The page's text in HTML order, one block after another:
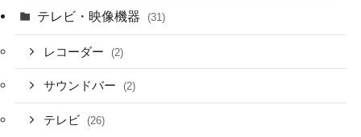
テレビ・映像機器 (31)
レコーダー (2)
サウンドバー (2)
テレビ (26)